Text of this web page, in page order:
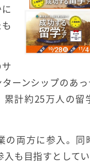
ーンシップのあ
計約25万人の留
両方に参入。同
も目指すとしてい